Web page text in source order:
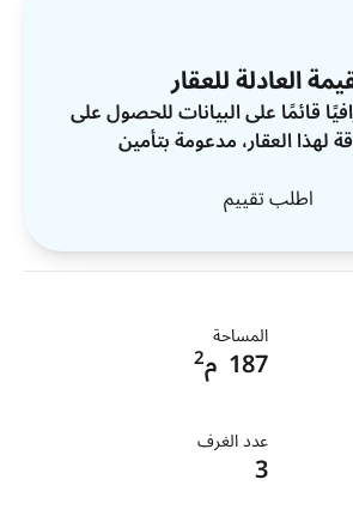
العادلة للعقار
قائمًا على البيانات للحصول على
لهذا العقار، مدعومة بتأمين
اطلب تقييم
المساحة
187 م2
عدد الغرف
3